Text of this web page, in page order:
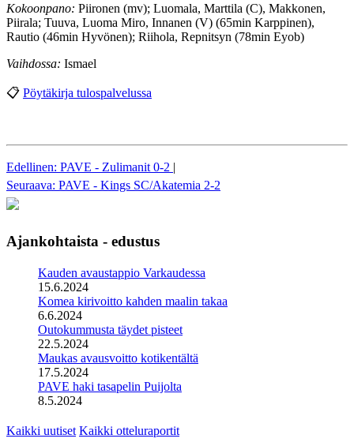
Kokoonpano: Piironen (mv); Luomala, Marttila (C), Makkonen,
Piirala; Tuuva, Luoma Miro, Innanen (V) (65min Karppinen),
Rautio (46min Hyvönen); Riihola, Repnitsyn (78min Eyob)
Vaihdossa: Ismael
📋 Pöytäkirja tulospalvelussa
Edellinen: PAVE - Zulimanit 0-2 |
Seuraava: PAVE - Kings SC/Akatemia 2-2
Ajankohtaista - edustus
Kauden avaustappio Varkaudessa
15.6.2024
Komea kirivoitto kahden maalin takaa
6.6.2024
Outokummusta täydet pisteet
22.5.2024
Maukas avausvoitto kotikentältä
17.5.2024
PAVE haki tasapelin Puijolta
8.5.2024
Kaikki uutiset Kaikki otteluraportit